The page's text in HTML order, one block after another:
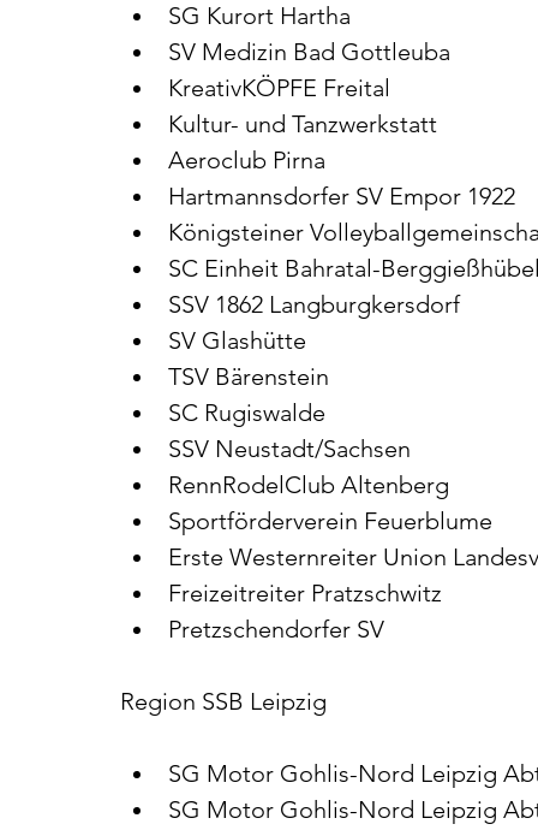
SG Kurort Hartha
SV Medizin Bad Gottleuba
KreativKÖPFE Freital
Kultur- und Tanzwerkstatt
Aeroclub Pirna
Hartmannsdorfer SV Empor 1922
Königsteiner
SC Einheit Bahratal-
SSV 1862 Langburgkersdorf
SV Glashütte
TSV Bärenstein
SC Rugiswalde
SSV Neustadt/Sachsen
RennRodelClub Altenberg
Sportförderverein Feuerblume
Erste Westernreiter Union
Freizeitreiter Pratzschwitz
Pretzschendorfer SV
Region SSB Leipzig
SG Motor Gohlis-Nord Leipzig
SG Motor Gohlis-Nord Leipzig